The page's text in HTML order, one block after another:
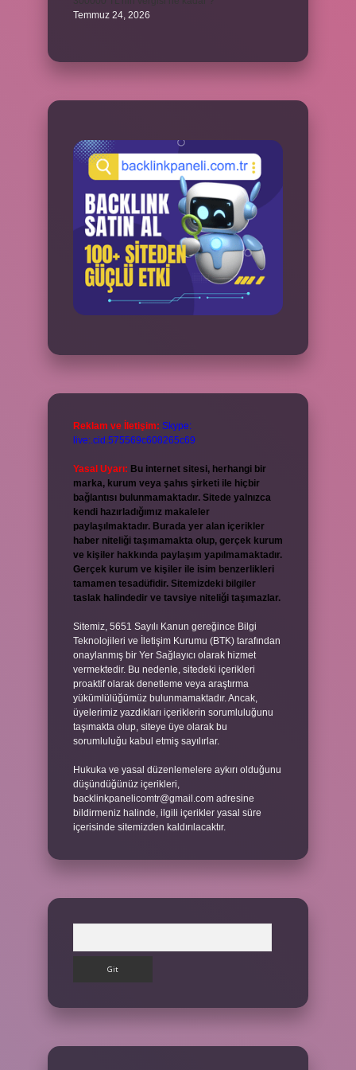
Temmuz 24, 2026
Reklam ve İletişim: Skype:
live:.cid.575569c608265c69
Yasal Uyarı: Bu internet sitesi, herhangi bir
marka, kurum veya şahıs şirketi ile hiçbir
bağlantısı bulunmamaktadır. Sitede yalnızca
kendi hazırladığımız makaleler
paylaşılmaktadır. Burada yer alan içerikler
haber niteliği taşımamakta olup, gerçek kurum
ve kişiler hakkında paylaşım yapılmamaktadır.
Gerçek kurum ve kişiler ile isim benzerlikleri
tamamen tesadüfidir. Sitemizdeki bilgiler
taslak halindedir ve tavsiye niteliği taşımazlar.
Sitemiz, 5651 Sayılı Kanun gereğince Bilgi
Teknolojileri ve İletişim Kurumu (BTK) tarafından
onaylanmış bir Yer Sağlayıcı olarak hizmet
vermektedir. Bu nedenle, sitedeki içerikleri
proaktif olarak denetleme veya araştırma
yükümlülüğümüz bulunmamaktadır. Ancak,
üyelerimiz yazdıkları içeriklerin sorumluluğunu
taşımakta olup, siteye üye olarak bu
sorumluluğu kabul etmiş sayılırlar.
Hukuka ve yasal düzenlemelere aykırı olduğunu
düşündüğünüz içerikleri,
backlinkpanelicomtr@gmail.com adresine
bildirmeniz halinde, ilgili içerikler yasal süre
içerisinde sitemizden kaldırılacaktır.